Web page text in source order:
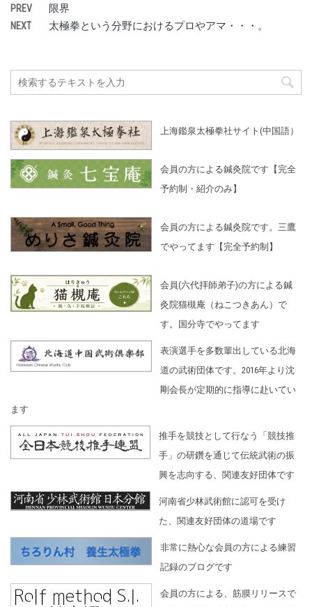
PREV 限界
NEXT 太極拳という分野におけるプロやアマ・・・。
上海鑑泉太極拳社サイト(中国語）
会員の方による鍼灸院です【完全
予約制・紹介のみ】
会員の方による鍼灸院です。三鷹
でやってます【完全予約制】
会員(六代拝師弟子)の方による鍼
灸院猫槻庵（ねこつきあん）で
す。国分寺でやってます
表演選手を多数輩出している北海
道の武術団体です。2016年より沈
剛会長が定期的に指導に赴いてい
ます
推手を競技として行なう「競技推
手」の研鑽を通じて伝統武術の振
興を志向する、関連友好団体です
河南省少林武術館に認可を受け
た、関連友好団体の道場です
非常に熱心な会員の方による練習
記録のブログです
会員の方による、筋膜リリースで